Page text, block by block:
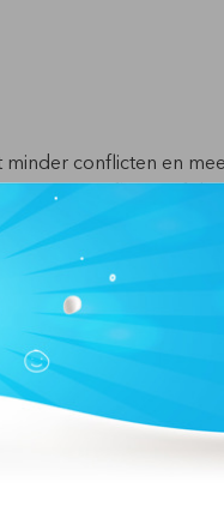
conflicten en
merge-conflicten of
waarvoor nog geen
en houden elkaar
het mooiste is: het
in dezelfde tijd meer